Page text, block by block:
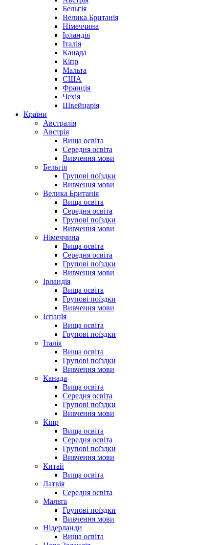
Бельгія
Велика Британія
Німеччина
Ірландія
Італія
Канада
Кіпр
Мальта
США
Франція
Чехія
Швейцарія
Країни
Австралія
Австрія
Вища освіта
Середня освіта
Вивчення мови
Бельгія
Групові поїздки
Вивчення мови
Велика Британія
Вища освіта
Середня освіта
Групові поїздки
Вивчення мови
Німеччина
Вища освіта
Середня освіта
Групові поїздки
Вивчення мови
Ірландія
Вища освіта
Групові поїздки
Вивчення мови
Іспанія
Вища освіта
Групові поїздки
Італія
Вища освіта
Групові поїздки
Вивчення мови
Канада
Вища освіта
Середня освіта
Групові поїздки
Вивчення мови
Кіпр
Вища освіта
Середня освіта
Групові поїздки
Вивчення мови
Китай
Вища освіта
Латвія
Середня освіта
Мальта
Групові поїздки
Вивчення мови
Нідерланди
Вища освіта